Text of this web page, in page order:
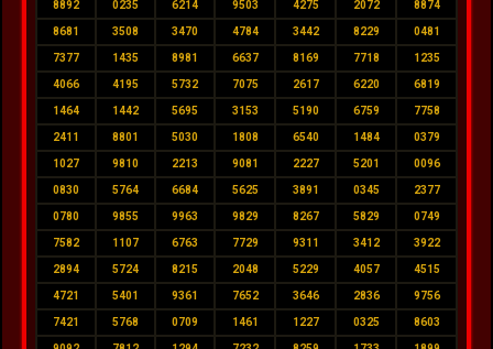
8892 0235 6214 9503 4275 2072 8874
8681 3508 3470 4784 3442 8229 0481
7377 1435 8981 6637 8169 7718 1235
4066 4195 5732 7075 2617 6220 6819
1464 1442 5695 3153 5190 6759 7758
2411 8801 5030 1808 6540 1484 0379
1027 9810 2213 9081 2227 5201 0096
0830 5764 6684 5625 3891 0345 2377
0780 9855 9963 9829 8267 5829 0749
7582 1107 6763 7729 9311 3412 3922
2894 5724 8215 2048 5229 4057 4515
4721 5401 9361 7652 3646 2836 9756
7421 5768 0709 1461 1227 0325 8603